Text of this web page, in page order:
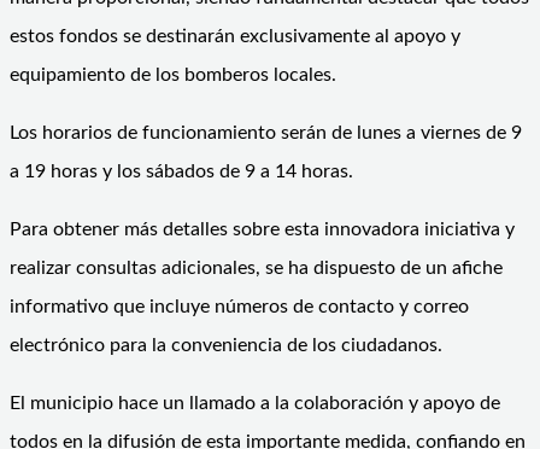
estos fondos se destinarán exclusivamente al apoyo y
equipamiento de los bomberos locales.
Los horarios de funcionamiento serán de lunes a viernes de 9
a 19 horas y los sábados de 9 a 14 horas.
Para obtener más detalles sobre esta innovadora iniciativa y
realizar consultas adicionales, se ha dispuesto de un afiche
informativo que incluye números de contacto y correo
electrónico para la conveniencia de los ciudadanos.
El municipio hace un llamado a la colaboración y apoyo de
todos en la difusión de esta importante medida, confiando en